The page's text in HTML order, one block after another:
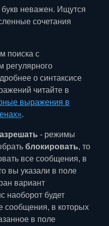
букв неважен. Ищутся
сочетания
поиска с
регулярного
о синтаксисе
читайте в
выражения в
.
- режимы
блокировать, то
все сообщения, в
вы указали в поле
вариант
наоборот будет
сообщения, в которых
в поле